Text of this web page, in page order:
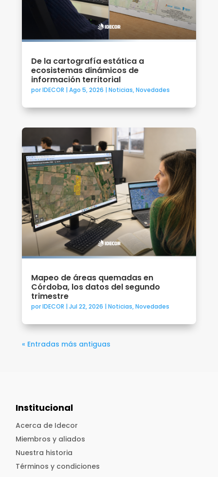
De la cartografía estática a
ecosistemas dinámicos de
información territorial
porIDECOR | Ago 5, 2026 | Noticias,Novedades
Mapeo de áreas quemadas en
Córdoba, los datos del segundo
trimestre
porIDECOR | Jul 22, 2026 | Noticias,Novedades
« Entradas más antiguas
Institucional
Acerca de Idecor
Miembros y aliados
Nuestra historia
Términos y condiciones